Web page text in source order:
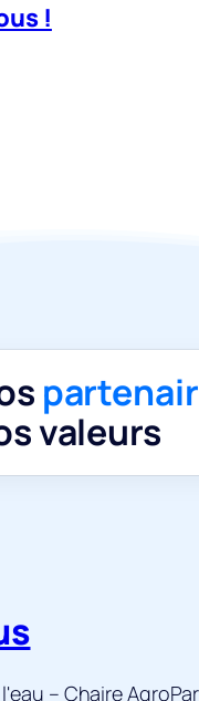
!
valeurs
– Chaire